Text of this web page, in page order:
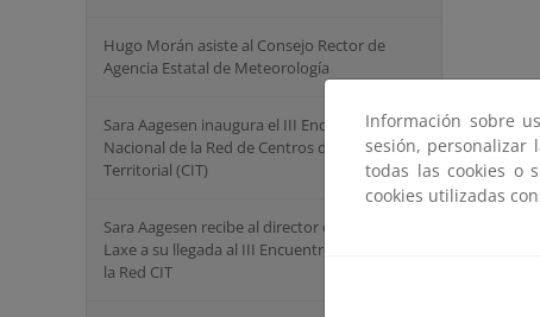
Hugo Morán asiste al Consejo Rector de
Agencia Estatal de Meteorología
Sara Aagesen inaugura el III Encuentro
Nacional de la Red de Centros de Innovación
Territorial (CIT)
Sara Aagesen recibe al director de cine Oliver
Laxe a su llegada al III Encuentro Nacional de
la Red CIT
Información sobre
sesión, personalizar
todas las cookies o
cookies utilizadas